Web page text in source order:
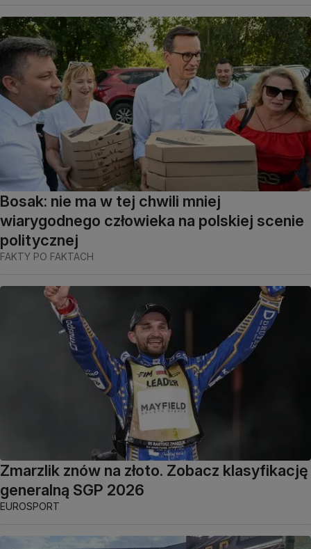
Bosak: nie ma w tej chwili mniej
wiarygodnego człowieka na polskiej scenie
politycznej
FAKTY PO FAKTACH
Zmarzlik znów na złoto. Zobacz klasyfikację
generalną SGP 2026
EUROSPORT